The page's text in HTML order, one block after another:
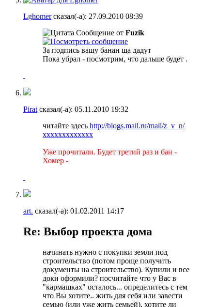
Lghomerсказал(-а): 27.09.2010 08:39
Сообщение от Fuzik
За подпись вашу банан ща дадут
Пока убрал - посмотрим, что дальше будет .
Pirat сказал(-а): 05.11.2010 19:32
читайте здесь http://blogs.mail.ru/mail/z_v_n/
ххххххххххххх
Уже прочитали. Будет третий раз и бан -
Хомер -
art. сказал(-а): 01.02.2011 14:17
Re: Выбор проекта дома
начинать нужно с покупки земли под
строительство (потом проще получить
документы на строительство). Купили и все
доки оформили? посчитайте что у Вас в
"кармашках" осталось... определитесь с тем
что Вы хотите.. жить для себя или завести
семью (или уже жить семьей), хотите ли